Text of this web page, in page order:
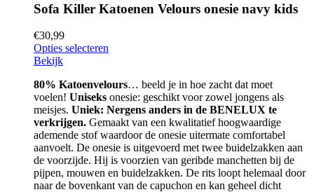
Sofa Killer Katoenen Velours onesie navy kids
€30,99
Opties selecteren
Bekijk
80% Katoenvelours… beeld je in hoe zacht dat moet
voelen! Uniseks onesie: geschikt voor zowel jongens als
meisjes. Uniek: Nergens anders in de BENELUX te
verkrijgen. Gemaakt van een kwalitatief hoogwaardige
ademende stof waardoor de onesie uitermate comfortabel
aanvoelt. De onesie is uitgevoerd met twee buidelzakken aan
de voorzijde. Hij is voorzien van geribde manchetten bij de
pijpen, mouwen en buidelzakken. De rits loopt helemaal door
naar de bovenkant van de capuchon en kan geheel dicht